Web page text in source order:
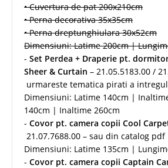
• Cuvertura de pat 200x210cm
• Perna decorativa 35x35cm
• Perna dreptunghiulara 30x52cm
Dimensiuni: Latime 200cm |
- Set Perdea + Draperie pt.
Sheer & Curtain – 21.05.5183.00 /
urmareste tematica pirati a
Dimensiuni: Latime 140cm |
140cm | Inaltime 260cm
- Covor pt. camera copii Cool
21.07.7688.00 – sau din catalog pdf
Dimensiuni: Latime 135cm |
- Covor pt. camera copii Captain